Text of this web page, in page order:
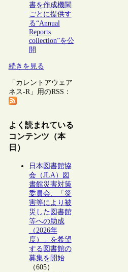
書を作成機関
ごとに提供す
る“Annual
Reports
collection”を公
開
続きを見る
「カレントアウェア
ネス-R」用のRSS：
よく読まれている
コンテンツ（本
日）
日本図書館協
会（JLA）図
書館災害対策
委員会、「災
害等により被
災した図書館
等への助成
（2026年
度）」を希望
する図書館の
募集を開始
（605）